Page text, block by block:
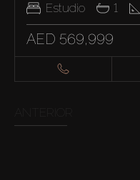
Estudio
1
AED 569,999